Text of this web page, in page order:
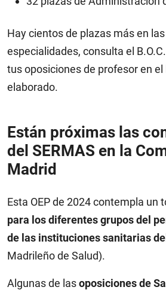
Hay cientos de plazas más en
especialidades, consulta el
tus oposiciones de profesor en
elaborado.
Están próximas las
del SERMAS en la
Madrid
Esta OEP de 2024 contempla un
para los diferentes grupos del
de las instituciones sanitarias
Madrileño de Salud).
Algunas de lasoposiciones de